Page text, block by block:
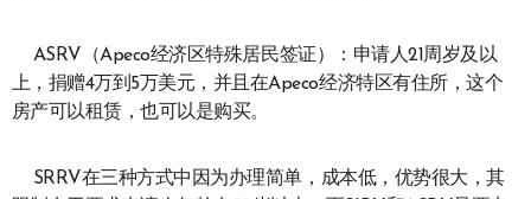
ASRV（Apeco经济区特殊居民签证）：申请人21周岁及以
上，捐赠4万到5万美元，并且在Apeco经济特区有住所，这个
房产可以租赁，也可以是购买。
SRRV在三种方式中因为办理简单，成本低，优势很大，其